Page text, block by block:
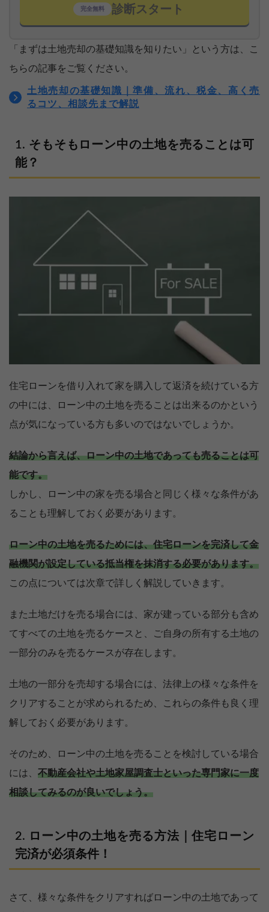
完全無料 診断スタート
「まずは土地売却の基礎知識を知りたい」という方は、こ
ちらの記事をご覧ください。
土地売却の基礎知識｜準備、流れ、税金、高く売
るコツ、相談先まで解説
そもそもローン中の土地を売ることは可
能？
住宅ローンを借り入れて家を購入して返済を続けている方
の中には、ローン中の土地を売ることは出来るのかという
点が気になっている方も多いのではないでしょうか。
結論から言えば、ローン中の土地であっても売ることは可
能です。
しかし、ローン中の家を売る場合と同じく様々な条件があ
ることも理解しておく必要があります。
ローン中の土地を売るためには、住宅ローンを完済して金
融機関が設定している抵当権を抹消する必要があります。
この点については次章で詳しく解説していきます。
また土地だけを売る場合には、家が建っている部分も含め
てすべての土地を売るケースと、ご自身の所有する土地の
一部分のみを売るケースが存在します。
土地の一部分を売却する場合には、法律上の様々な条件を
クリアすることが求められるため、これらの条件も良く理
解しておく必要があります。
そのため、ローン中の土地を売ることを検討している場合
には、 不動産会社や土地家屋調査士といった専門家に一度
相談してみるのが良いでしょう。
ローン中の土地を売る方法｜住宅ローン
完済が必須条件！
さて、様々な条件をクリアすればローン中の土地であって